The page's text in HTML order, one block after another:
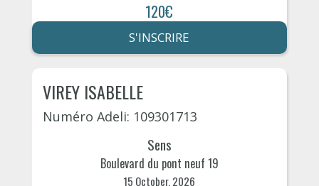
120€
S'INSCRIRE
VIREY ISABELLE
Numéro Adeli: 109301713
Sens
Boulevard du pont neuf 19
15 October, 2026